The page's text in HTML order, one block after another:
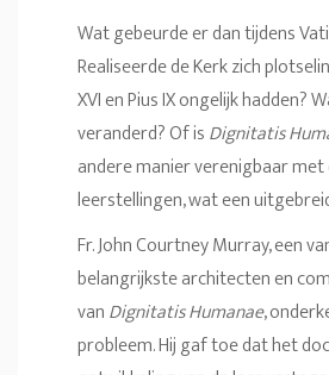
Wat gebeurde er dan tijdens
Realiseerde de Kerk zich
XVI en Pius IX ongelijk hadden?
veranderd? Of isDignitatis
andere manier verenigbaar
leerstellingen, wat een
Fr. John Courtney Murray, een
belangrijkste architecten en
vanDignitatis Humanae,
probleem. Hij gaf toe dat het